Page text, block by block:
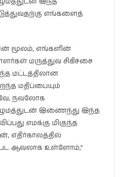
எங்களைத்
மூலம், எங்களின்
மருத்துவ சிகிச்சை
மட்டத்திலான
மதிப்பையும்
நவலோக
இணைந்து இந்த
எமக்கு மிகுந்த
எதிர்காலத்தில்
ஆவலாக உள்ளோம்,”